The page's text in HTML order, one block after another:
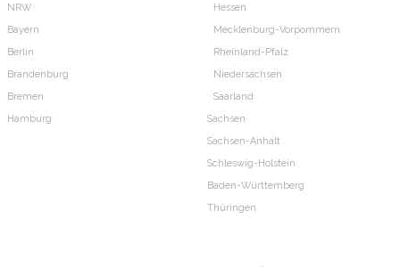
NRW
Bayern
Berlin
Brandenburg
Bremen
Hamburg
Hessen
Mecklenburg-Vorpommern
Rheinland-Pfalz
Niedersachsen
Saarland
Sachsen
Sachsen-Anhalt
Schleswig-Holstein
Baden-Württemberg
Thüringen